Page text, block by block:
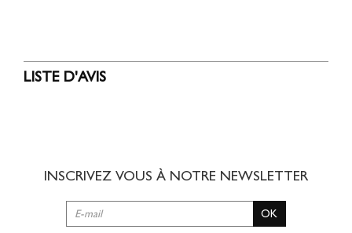
5,00 € offert dès 49,00 € d'achat
3 à 5 jours ouvrés
RETOUR SIMPLE SOUS 30 JOURS :
Vous avez changé d'avis ?
Retournez vos achats gratuitement en
LISTE D'AVIS
INSCRIVEZ VOUS À NOTRE NEWSLETTER
OK